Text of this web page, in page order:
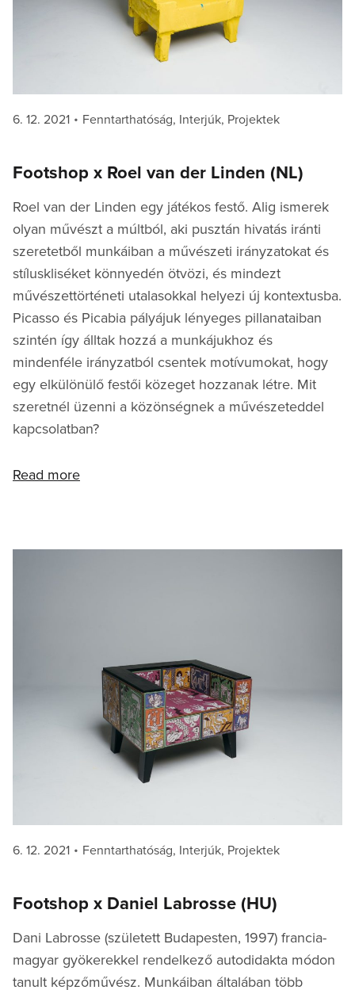
Posted
6. 12. 2021 Categories
Fenntarthatóság, Interjúk, Projektek
Footshop x Roel van der Linden (NL)
Roel van der Linden egy játékos festő. Alig ismerek
olyan művészt a múltból, aki pusztán hivatás iránti
szeretetből munkáiban a művészeti irányzatokat és
stíluskliséket könnyedén ötvözi, és mindezt
művészettörténeti utalasokkal helyezi új kontextusba.
Picasso és Picabia pályájuk lényeges pillanataiban
szintén így álltak hozzá a munkájukhoz és
mindenféle irányzatból csentek motívumokat, hogy
egy elkülönülő festői közeget hozzanak létre. Mit
szeretnél üzenni a közönségnek a művészeteddel
kapcsolatban?
Read more
Posted
6. 12. 2021 Categories
Fenntarthatóság, Interjúk, Projektek
Footshop x Daniel Labrosse (HU)
Dani Labrosse (született Budapesten, 1997) francia-
magyar gyökerekkel rendelkező autodidakta módon
tanult képzőművész. Munkáiban általában több